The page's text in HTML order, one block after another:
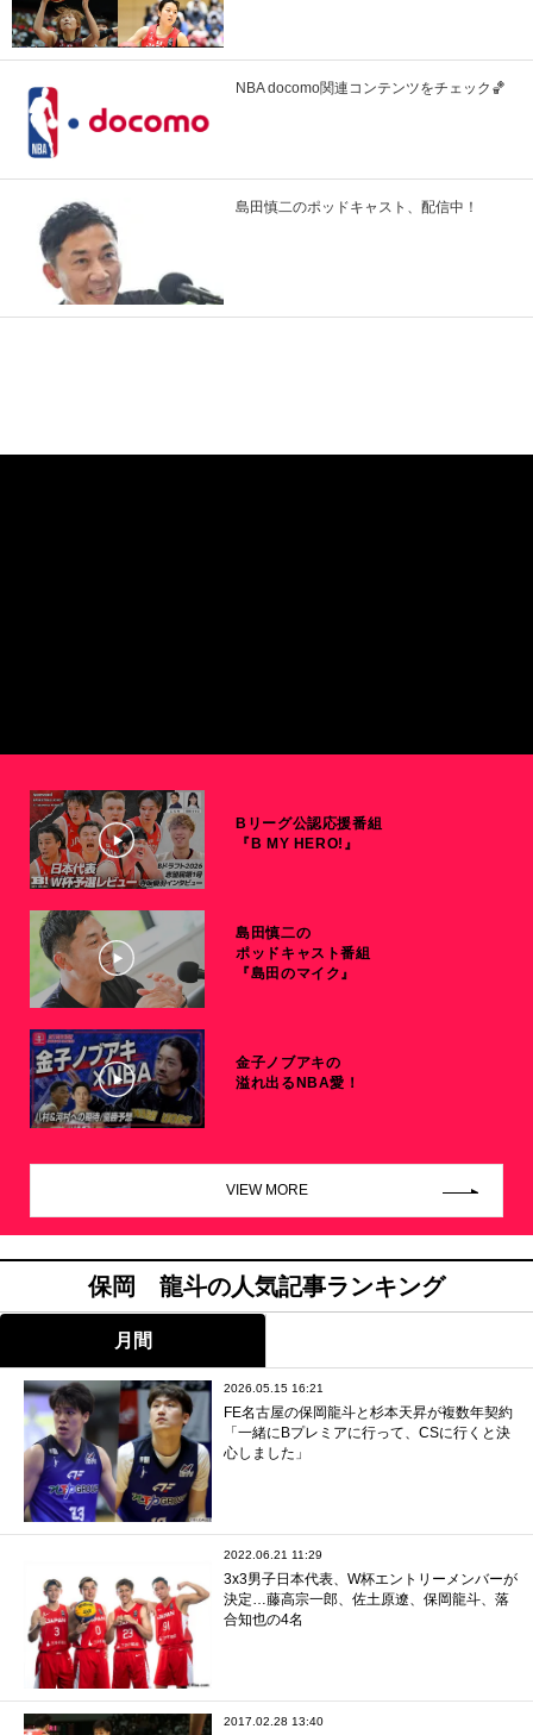
NBA docomo関連コンテンツをチェック🏀
島田慎二のポッドキャスト、配信中！
Bリーグ公認応援番組
『B MY HERO!』
島田慎二の
ポッドキャスト番組
『島田のマイク』
金子ノブアキの
溢れ出るNBA愛！
VIEW MORE
保岡 龍斗の人気記事ランキング
月間
2026.05.15 16:21
FE名古屋の保岡龍斗と杉本天昇が複数年契約
「一緒にBプレミアに行って、CSに行くと決
心しました」
2022.06.21 11:29
3x3男子日本代表、W杯エントリーメンバーが
決定…藤高宗一郎、佐土原遼、保岡龍斗、落
合知也の4名
2017.02.28 13:40